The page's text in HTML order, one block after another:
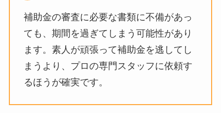
補助金の審査に必要な書類に不備があっ
ても、期間を過ぎてしまう可能性があり
ます。素人が頑張って補助金を逃してし
まうより、プロの専門スタッフに依頼す
るほうが確実です。